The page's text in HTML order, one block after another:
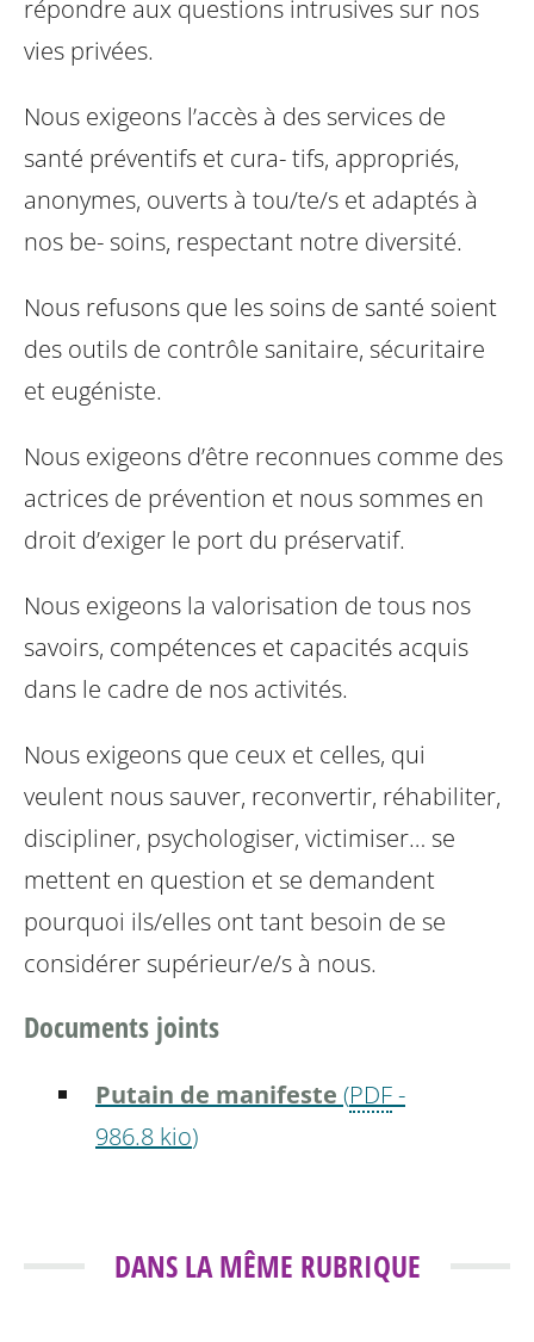
répondre aux questions intrusives sur nos
vies privées.
Nous exigeons l’accès à des services de
santé préventifs et cura-tifs, appropriés,
anonymes, ouverts à tou/te/s et adaptés à
nos be- soins, respectant notre diversité.
Nous refusons que les soins de santé soient
des outils de contrôle sanitaire, sécuritaire
et eugéniste.
Nous exigeons d’être reconnues comme des
actrices de prévention et nous sommes en
droit d’exiger le port du préservatif.
Nous exigeons la valorisation de tous nos
savoirs, compétences et capacités acquis
dans le cadre de nos activités.
Nous exigeons que ceux et celles, qui
veulent nous sauver, reconvertir, réhabiliter,
discipliner, psychologiser, victimiser… se
mettent en question et se demandent
pourquoi ils/elles ont tant besoin de se
considérer supérieur/e/s à nous.
Documents joints
Putain de manifeste (PDF-
986.8 kio)
DANS LA MÊME RUBRIQUE